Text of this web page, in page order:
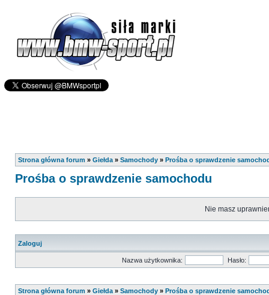
Strona główna forum » Giełda » Samochody » Prośba o sprawdzenie
Prośba o sprawdzenie samochodu
Nie masz
Zaloguj
Nazwa użytkownika: Hasło:
Strona główna forum » Giełda » Samochody » Prośba o sprawdzenie